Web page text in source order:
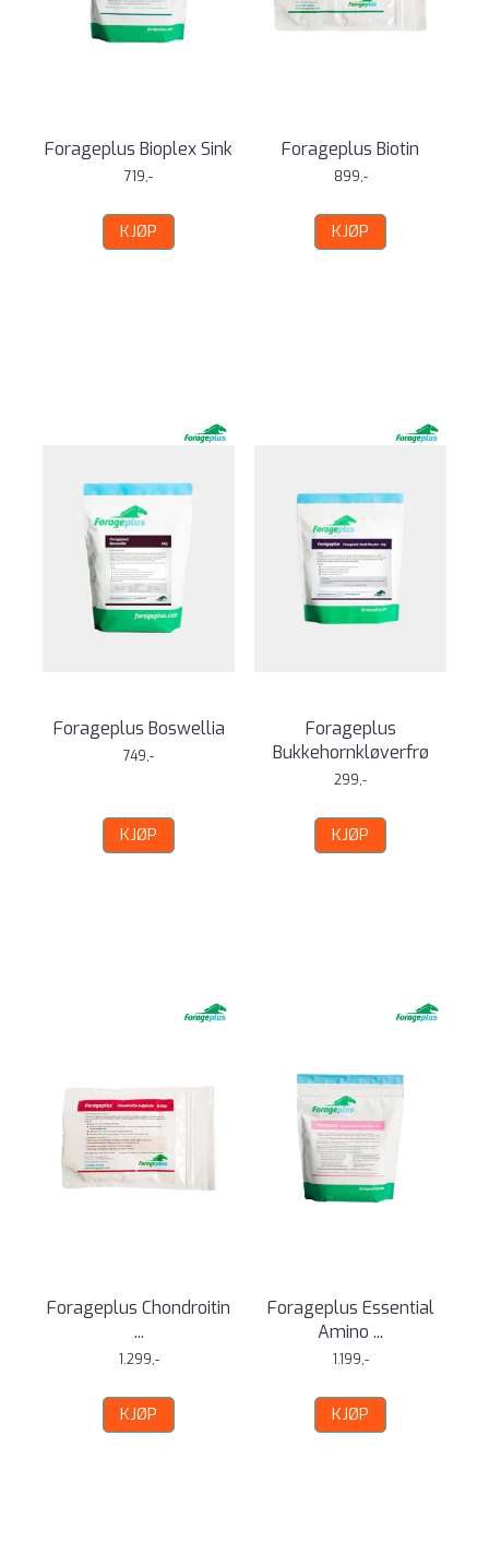
Forageplus Bioplex Sink
719,-
KJØP
Forageplus Biotin
899,-
KJØP
Forageplus Boswellia
749,-
KJØP
Forageplus
Bukkehornkløverfrø
299,-
KJØP
Forageplus Chondroitin
...
1.299,-
KJØP
Forageplus Essential
Amino ...
1.199,-
KJØP